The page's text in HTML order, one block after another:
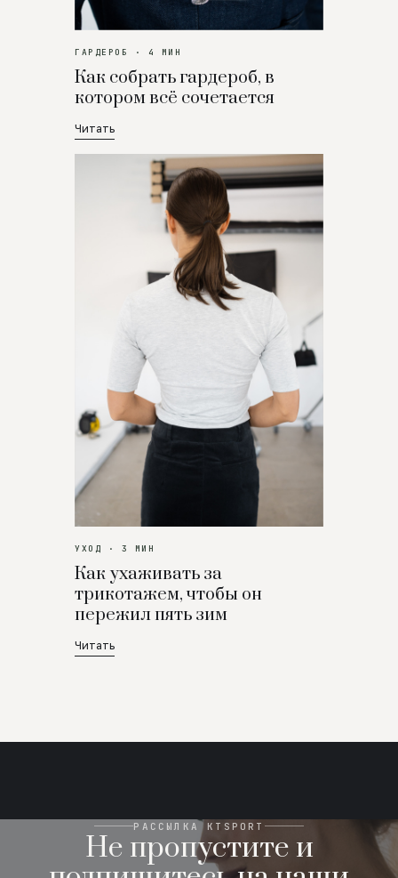
ГАРДЕРОБ · 4 МИН
Как собрать гардероб, в
котором всё сочетается
Читать
УХОД · 3 МИН
Как ухаживать за
трикотажем, чтобы он
пережил пять зим
Читать
РАССЫЛКА KTSPORT
Не пропустите и